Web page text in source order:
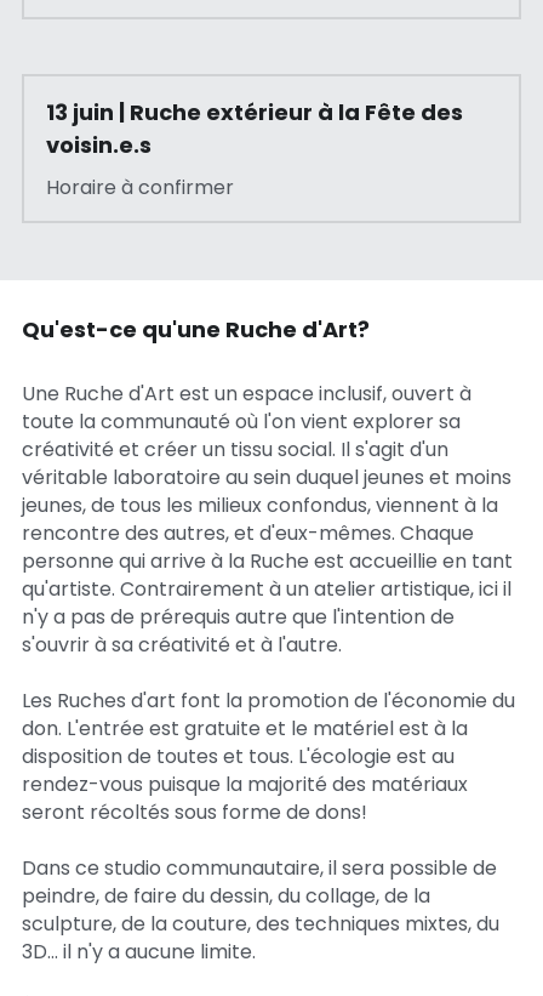
13 juin | Ruche extérieur à la Fête des
voisin.e.s
Horaire à confirmer
Qu'est-ce qu'une Ruche d'Art?
Une Ruche d'Art est un espace inclusif, ouvert à
toute la communauté où l'on vient explorer sa
créativité et créer un tissu social. Il s'agit d'un
véritable laboratoire au sein duquel jeunes et moins
jeunes, de tous les milieux confondus, viennent à la
rencontre des autres, et d'eux-mêmes. Chaque
personne qui arrive à la Ruche est accueillie en tant
qu'artiste. Contrairement à un atelier artistique, ici il
n'y a pas de prérequis autre que l'intention de
s'ouvrir à sa créativité et à l'autre.
Les Ruches d'art font la promotion de l'économie du
don. L'entrée est gratuite et le matériel est à la
disposition de toutes et tous. L'écologie est au
rendez-vous puisque la majorité des matériaux
seront récoltés sous forme de dons!
Dans ce studio communautaire, il sera possible de
peindre, de faire du dessin, du collage, de la
sculpture, de la couture, des techniques mixtes, du
3D... il n'y a aucune limite.